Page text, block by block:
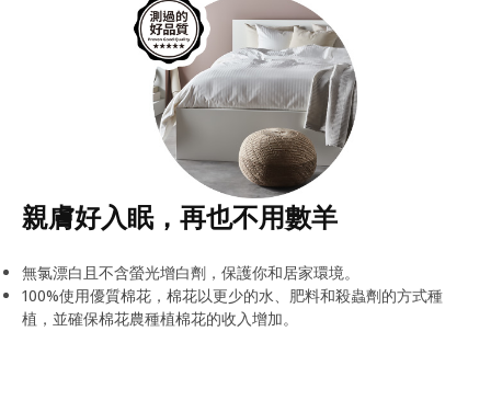
親膚好入眠，再也不用數羊
無氯漂白且不含螢光增白劑，保護你和居家環境。
100%使用優質棉花，棉花以更少的水、肥料和殺蟲劑的方式種
植，並確保棉花農種植棉花的收入增加。